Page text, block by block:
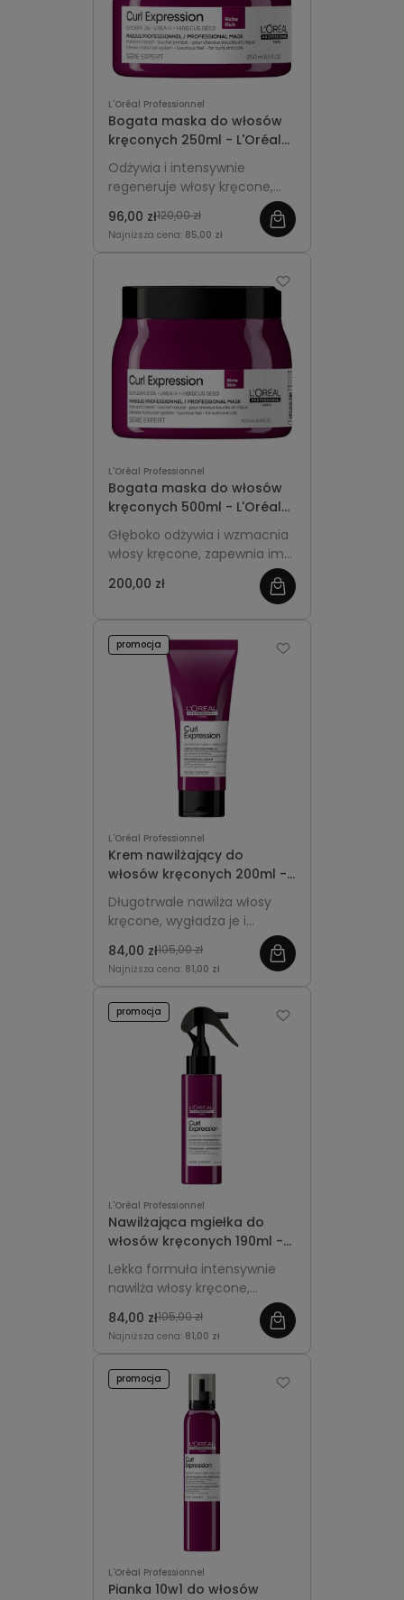
L'Oréal Professionnel
Bogata maska do włosów
kręconych 250ml - L'Oréal
Professionnel Curl
Expression
Odżywia i intensywnie
regeneruje włosy kręcone,
podkreślając ich sprężystość,
miękkość i zdrowy wygląd.
96,00 zł120,00 zł
Najniższa cena: 85,00 zł
L'Oréal Professionnel
Bogata maska do włosów
kręconych 500ml - L'Oréal
Professionnel Curl
Expression
Głęboko odżywia i wzmacnia
włosy kręcone, zapewnia im
miękkość, elastyczność i
blask. Większa, ekonomiczna
200,00 zł
L'Oréal Professionnel
Krem nawilżający do
włosów kręconych 200ml -
L'Oréal Professionnel Curl
Expression
Długotrwale nawilża włosy
kręcone, wygładza je i
podkreślając naturalny skręt i
sprężystość loków.
84,00 zł105,00 zł
Najniższa cena: 81,00 zł
promocja
L'Oréal Professionnel
Nawilżająca mgiełka do
włosów kręconych 190ml -
L'Oréal Professionnel Curl
Expression
Lekka formuła intensywnie
nawilża włosy kręcone,
myciami i nadaje lokom
sprężystość oraz blask.
84,00 zł105,00 zł
Najniższa cena: 81,00 zł
promocja
L'Oréal Professionnel
Pianka 10w1 do włosów
promocja